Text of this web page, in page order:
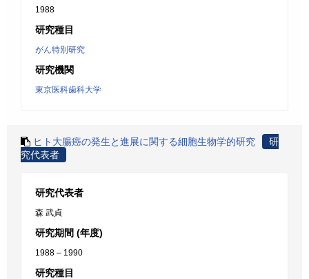
1988
研究種目
がん特別研究
研究機関
東京医科歯科大学
ヒト大腸癌の発生と進展に関する細胞生物学的研究
研
究代表者
研究代表者
森 武貞
研究期間 (年度)
1988 – 1990
研究種目